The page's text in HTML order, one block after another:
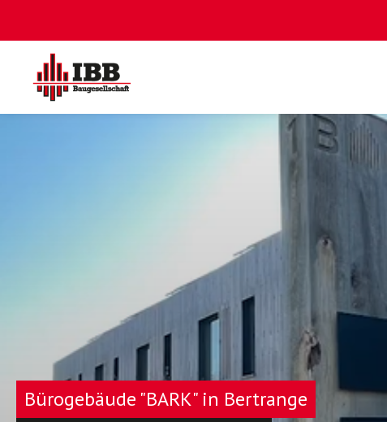
Bürogebäude "BARK" in Bertrange